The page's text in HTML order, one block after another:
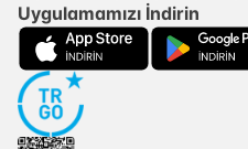
Uygulamamızı İndirin